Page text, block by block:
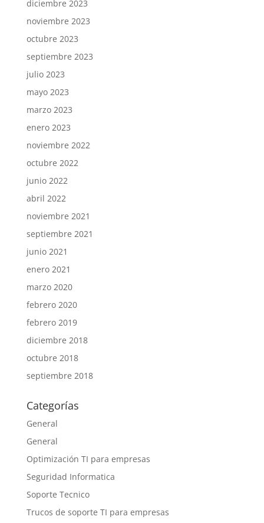
diciembre 2023
noviembre 2023
octubre 2023
septiembre 2023
julio 2023
mayo 2023
marzo 2023
enero 2023
noviembre 2022
octubre 2022
junio 2022
abril 2022
noviembre 2021
septiembre 2021
junio 2021
enero 2021
marzo 2020
febrero 2020
febrero 2019
diciembre 2018
octubre 2018
septiembre 2018
Categorías
General
General
Optimización TI para empresas
Seguridad Informatica
Soporte Tecnico
Trucos de soporte TI para empresas